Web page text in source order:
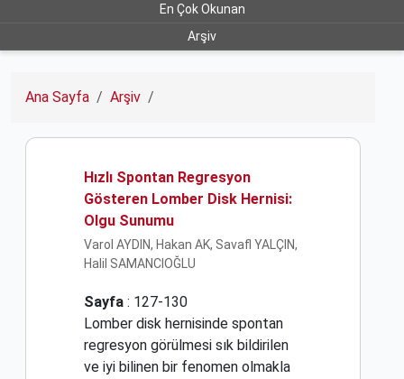
En Çok Okunan
Arşiv
Ana Sayfa Arşiv
Hızlı Spontan Regresyon
Gösteren Lomber Disk Hernisi:
Olgu Sunumu
Varol AYDIN, Hakan AK, Savafl YALÇIN,
Halil SAMANCIOĞLU
Sayfa : 127-130
Lomber disk hernisinde spontan
regresyon görülmesi sık bildirilen
ve iyi bilinen bir fenomen olmakla